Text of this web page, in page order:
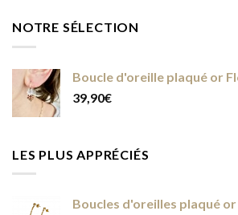
NOTRE SÉLECTION
Boucle d'oreille plaqué or
39,90€
LES PLUS APPRÉCIÉS
Boucles d'oreilles plaqué